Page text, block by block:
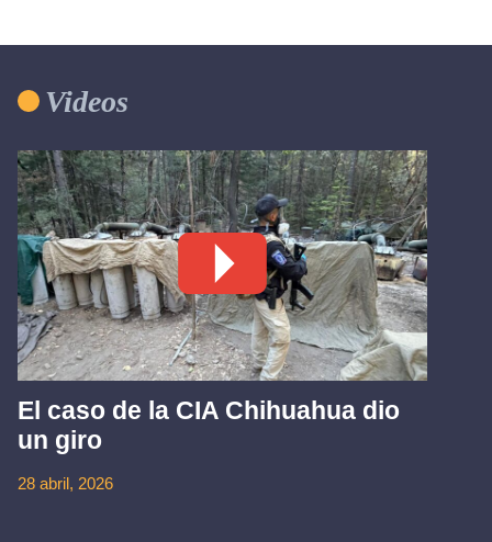
Videos
El caso de la CIA Chihuahua dio
un giro
28 abril, 2026